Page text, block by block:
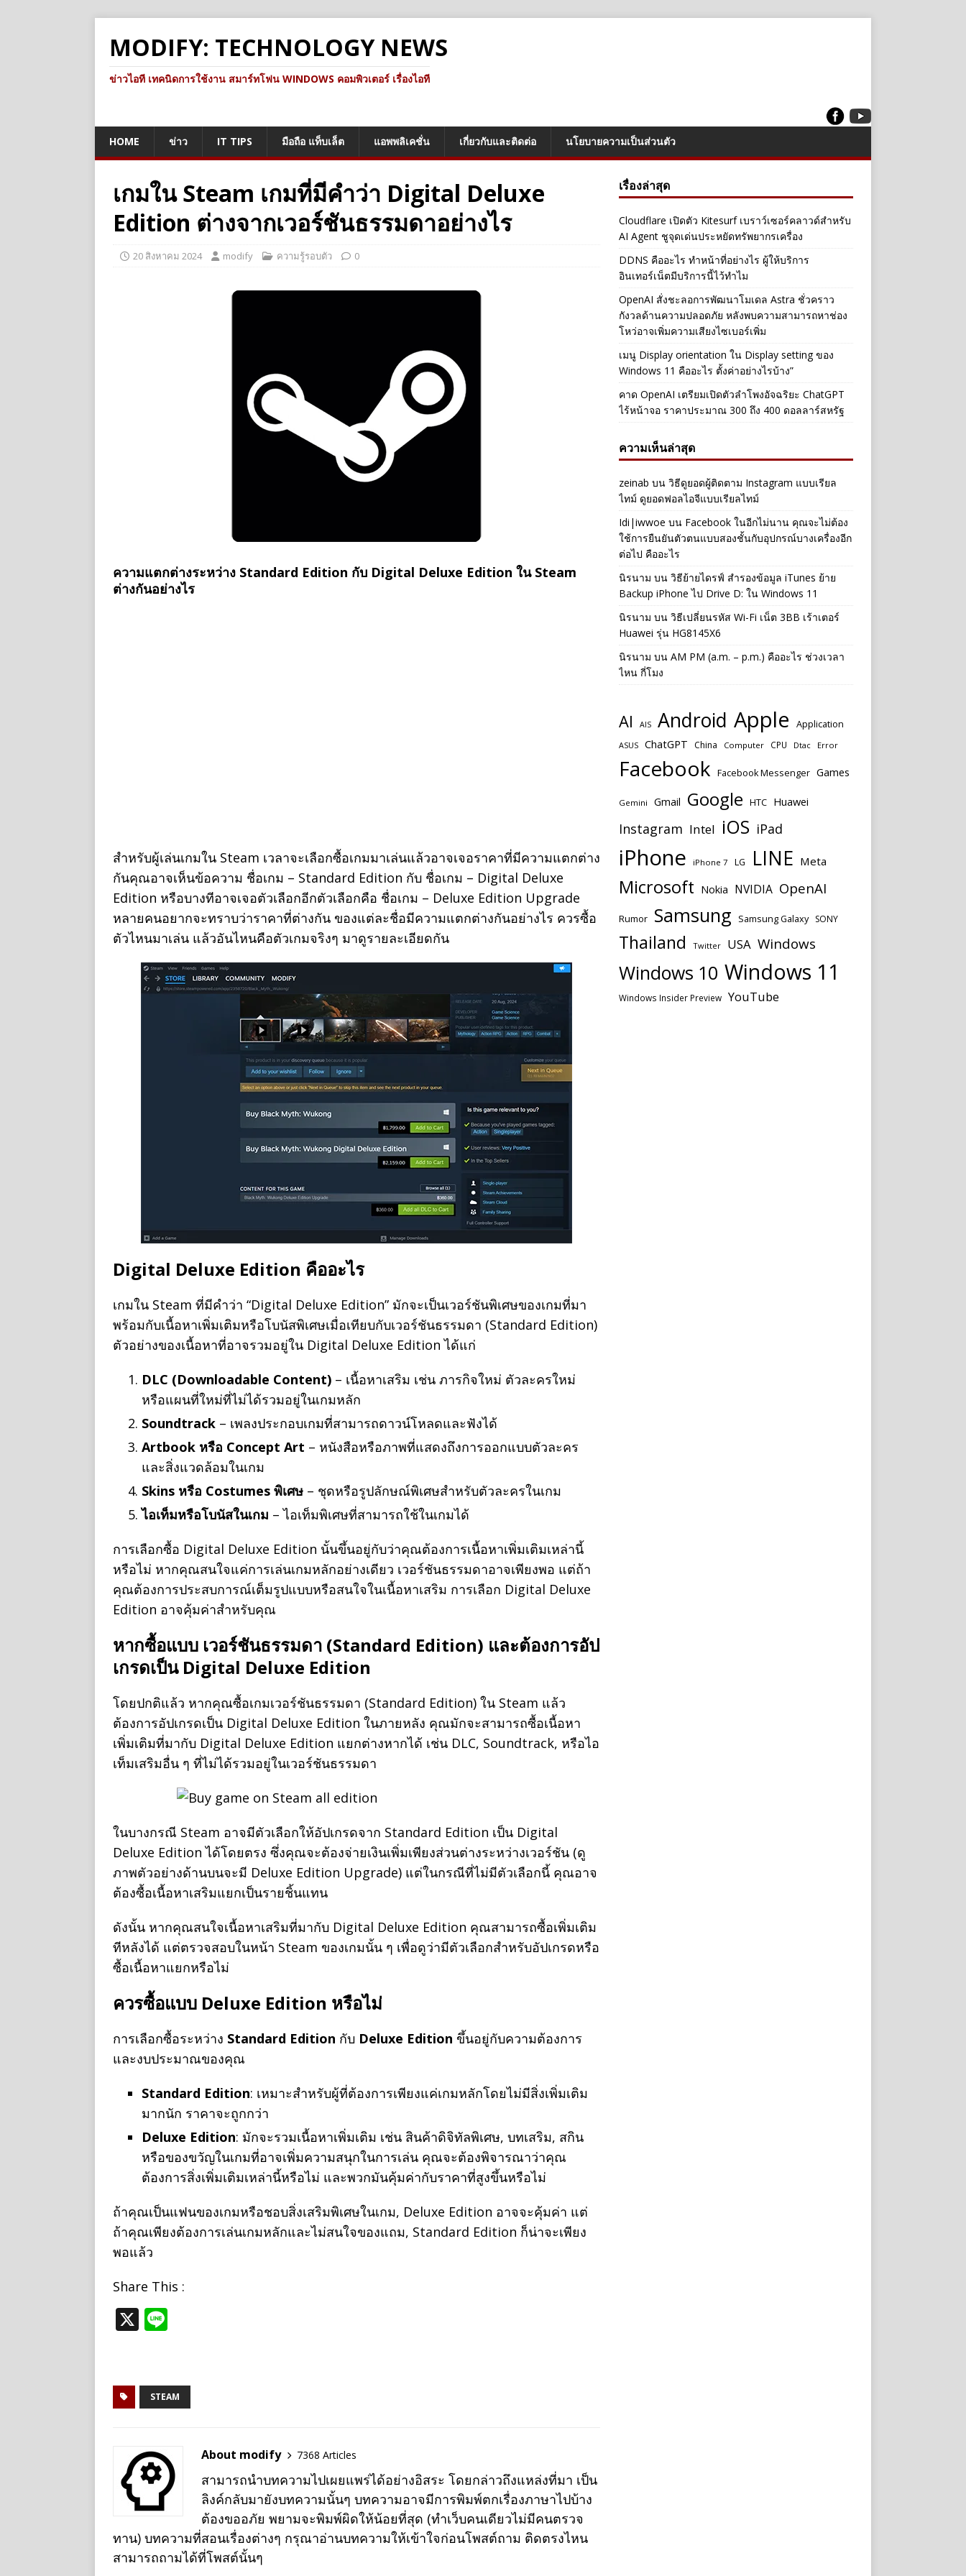
MODIFY: TECHNOLOGY NEWS
ข่าวไอที เทคนิดการใช้งาน สมาร์ทโฟน WINDOWS คอมพิวเตอร์ เรื่องไอที
HOME ข่าว IT TIPS มือถือ แท็บเล็ต แอพพลิเคชั่น เกี่ยวกับและติดต่อ นโยบายความเป็นส่วนตัว
เกมใน Steam เกมที่มีคำว่า Digital Deluxe
Edition ต่างจากเวอร์ชันธรรมดาอย่างไร
20 สิงหาคม 2024 modify ความรู้รอบตัว 0
ความแตกต่างระหว่าง Standard Edition กับ Digital Deluxe Edition ใน Steam
ต่างกันอย่างไร
สำหรับผู้เล่นเกมใน Steam เวลาจะเลือกซื้อเกมมาเล่นแล้วอาจเจอราคาที่มีความแตกต่าง
กันคุณอาจเห็นข้อความ ชื่อเกม – Standard Edition กับ ชื่อเกม – Digital Deluxe
Edition หรือบางทีอาจเจอตัวเลือกอีกตัวเลือกคือ ชื่อเกม – Deluxe Edition Upgrade
หลายคนอยากจะทราบว่าราคาที่ต่างกัน ของแต่ละชื่อมีความแตกต่างกันอย่างไร ควรซื้อ
ตัวไหนมาเล่น แล้วอันไหนคือตัวเกมจริงๆ มาดูรายละเอียดกัน
Digital Deluxe Edition คืออะไร
เกมใน Steam ที่มีคำว่า “Digital Deluxe Edition” มักจะเป็นเวอร์ชันพิเศษของเกมที่มา
พร้อมกับเนื้อหาเพิ่มเติมหรือโบนัสพิเศษเมื่อเทียบกับเวอร์ชันธรรมดา (Standard Edition)
ตัวอย่างของเนื้อหาที่อาจรวมอยู่ใน Digital Deluxe Edition ได้แก่
DLC (Downloadable Content) – เนื้อหาเสริม เช่น ภารกิจใหม่ ตัวละครใหม่
หรือแผนที่ใหม่ที่ไม่ได้รวมอยู่ในเกมหลัก
Soundtrack – เพลงประกอบเกมที่สามารถดาวน์โหลดและฟังได้
Artbook หรือ Concept Art – หนังสือหรือภาพที่แสดงถึงการออกแบบตัวละคร
และสิ่งแวดล้อมในเกม
Skins หรือ Costumes พิเศษ – ชุดหรือรูปลักษณ์พิเศษสำหรับตัวละครในเกม
ไอเท็มหรือโบนัสในเกม – ไอเท็มพิเศษที่สามารถใช้ในเกมได้
การเลือกซื้อ Digital Deluxe Edition นั้นขึ้นอยู่กับว่าคุณต้องการเนื้อหาเพิ่มเติมเหล่านี้
หรือไม่ หากคุณสนใจแค่การเล่นเกมหลักอย่างเดียว เวอร์ชันธรรมดาอาจเพียงพอ แต่ถ้า
คุณต้องการประสบการณ์เต็มรูปแบบหรือสนใจในเนื้อหาเสริม การเลือก Digital Deluxe
Edition อาจคุ้มค่าสำหรับคุณ
หากซื้อแบบ เวอร์ชันธรรมดา (Standard Edition) และต้องการอัป
เกรดเป็น Digital Deluxe Edition
โดยปกติแล้ว หากคุณซื้อเกมเวอร์ชันธรรมดา (Standard Edition) ใน Steam แล้ว
ต้องการอัปเกรดเป็น Digital Deluxe Edition ในภายหลัง คุณมักจะสามารถซื้อเนื้อหา
เพิ่มเติมที่มากับ Digital Deluxe Edition แยกต่างหากได้ เช่น DLC, Soundtrack, หรือไอ
เท็มเสริมอื่น ๆ ที่ไม่ได้รวมอยู่ในเวอร์ชันธรรมดา
ในบางกรณี Steam อาจมีตัวเลือกให้อัปเกรดจาก Standard Edition เป็น Digital
Deluxe Edition ได้โดยตรง ซึ่งคุณจะต้องจ่ายเงินเพิ่มเพียงส่วนต่างระหว่างเวอร์ชัน (ดู
ภาพตัวอย่างด้านบนจะมี Deluxe Edition Upgrade) แต่ในกรณีที่ไม่มีตัวเลือกนี้ คุณอาจ
ต้องซื้อเนื้อหาเสริมแยกเป็นรายชิ้นแทน
ดังนั้น หากคุณสนใจเนื้อหาเสริมที่มากับ Digital Deluxe Edition คุณสามารถซื้อเพิ่มเติม
ทีหลังได้ แต่ตรวจสอบในหน้า Steam ของเกมนั้น ๆ เพื่อดูว่ามีตัวเลือกสำหรับอัปเกรดหรือ
ซื้อเนื้อหาแยกหรือไม่
ควรซื้อแบบ Deluxe Edition หรือไม่
การเลือกซื้อระหว่าง Standard Edition กับ Deluxe Edition ขึ้นอยู่กับความต้องการ
และงบประมาณของคุณ
Standard Edition: เหมาะสำหรับผู้ที่ต้องการเพียงแค่เกมหลักโดยไม่มีสิ่งเพิ่มเติม
มากนัก ราคาจะถูกกว่า
Deluxe Edition: มักจะรวมเนื้อหาเพิ่มเติม เช่น สินค้าดิจิทัลพิเศษ, บทเสริม, สกิน
หรือของขวัญในเกมที่อาจเพิ่มความสนุกในการเล่น คุณจะต้องพิจารณาว่าคุณ
ต้องการสิ่งเพิ่มเติมเหล่านี้หรือไม่ และพวกมันคุ้มค่ากับราคาที่สูงขึ้นหรือไม่
ถ้าคุณเป็นแฟนของเกมหรือชอบสิ่งเสริมพิเศษในเกม, Deluxe Edition อาจจะคุ้มค่า แต่
ถ้าคุณเพียงต้องการเล่นเกมหลักและไม่สนใจของแถม, Standard Edition ก็น่าจะเพียง
พอแล้ว
Share This :
X
STEAM
About modify 7368 Articles
สามารถนำบทความไปเผยแพร่ได้อย่างอิสระ โดยกล่าวถึงแหล่งที่มา เป็น
ลิงค์กลับมายังบทความนั้นๆ บทความอาจมีการพิมพ์ตกเรื่องภาษาไปบ้าง
ต้องขออภัย พยามจะพิมพ์ผิดให้น้อยที่สุด (ทำเว็บคนเดียวไม่มีคนตรวจ
ทาน) บทความที่สอนเรื่องต่างๆ กรุณาอ่านบทความให้เข้าใจก่อนโพสต์ถาม ติดตรงไหน
สามารถถามได้ที่โพสต์นั้นๆ
เรื่องล่าสุด
Cloudflare เปิดตัว Kitesurf เบราว์เซอร์คลาวด์สำหรับ
AI Agent ชูจุดเด่นประหยัดทรัพยากรเครื่อง
DDNS คืออะไร ทำหน้าที่อย่างไร ผู้ให้บริการ
อินเทอร์เน็ตมีบริการนี้ไว้ทำไม
OpenAI สั่งชะลอการพัฒนาโมเดล Astra ชั่วคราว
กังวลด้านความปลอดภัย หลังพบความสามารถหาช่อง
โหว่อาจเพิ่มความเสียงไซเบอร์เพิ่ม
เมนู Display orientation ใน Display setting ของ
Windows 11 คืออะไร ตั้งค่าอย่างไรบ้าง”
คาด OpenAI เตรียมเปิดตัวลำโพงอัจฉริยะ ChatGPT
ไร้หน้าจอ ราคาประมาณ 300 ถึง 400 ดอลลาร์สหรัฐ
ความเห็นล่าสุด
zeinab บน วิธีดูยอดผู้ติดตาม Instagram แบบเรียล
ไทม์ ดูยอดฟอลไอจีแบบเรียลไทม์
Idi|iwwoe บน Facebook ในอีกไม่นาน คุณจะไม่ต้อง
ใช้การยืนยันตัวตนแบบสองชั้นกับอุปกรณ์บางเครื่องอีก
ต่อไป คืออะไร
นิรนาม บน วิธีย้ายไดรฟ์ สำรองข้อมูล iTunes ย้าย
Backup iPhone ไป Drive D: ใน Windows 11
นิรนาม บน วิธีเปลี่ยนรหัส Wi-Fi เน็ต 3BB เร้าเตอร์
Huawei รุ่น HG8145X6
นิรนาม บน AM PM (a.m. – p.m.) คืออะไร ช่วงเวลา
ไหน กี่โมง
AI AIS Android Apple Application
ASUS ChatGPT China Computer CPU Dtac Error
Facebook Facebook Messenger Games
Gemini Gmail Google HTC Huawei
Instagram Intel iOS iPad
iPhone iPhone 7 LG LINE Meta
Microsoft Nokia NVIDIA OpenAI
Rumor Samsung Samsung Galaxy SONY
Thailand Twitter USA Windows
Windows 10 Windows 11
Windows Insider Preview YouTube